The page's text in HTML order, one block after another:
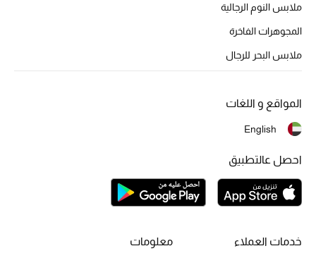
ركن الفخامة
موضة نسائية
ملابس النوم الرجالية
المجوهرات الفاخرة
ملابس البحر للرجال
خدمات العملاء معلومات
المواقع و اللغات
English
احصل عالتطبيق